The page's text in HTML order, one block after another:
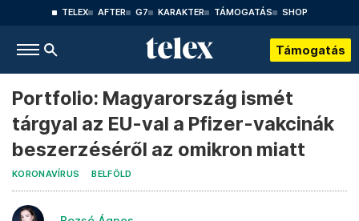
TELEX AFTER G7 KARAKTER TÁMOGATÁS SHOP
Támogatás
Portfolio: Magyarország ismét
tárgyal az EU-val a Pfizer-vakcinák
beszerzéséről az omikron miatt
KORONAVÍRUS BELFÖLD